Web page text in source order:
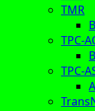
TMR
TPC-
TPC-